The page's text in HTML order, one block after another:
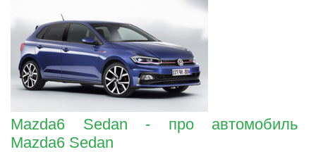
Mazda6 Sedan - про автомобиль
Mazda6 Sedan